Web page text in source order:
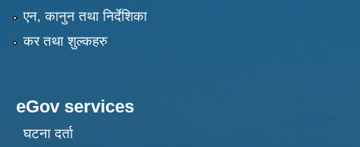
एन, कानुन तथा निर्देशिका
कर तथा शुल्कहरु
eGov services
घटना दर्ता